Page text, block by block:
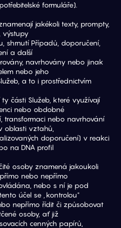
formuláře).
jakékoli texty, prompty,
výstupy
shrnutí Případů, doporučení,
a další
navrhovány nebo jinak
nebo jeho
a to i prostřednictvím
ty části Služeb, které využívají
nebo obdobné
transformaci nebo navrhování
oblasti vztahů,
doporučení) v reakci
na DNA profil
osoby znamená jakoukoli
nebo nepřímo
nebo s ní je pod
účel se „kontrolou"
nepřímo řídit či způsobovat
osoby, ať již
cenných papírů,